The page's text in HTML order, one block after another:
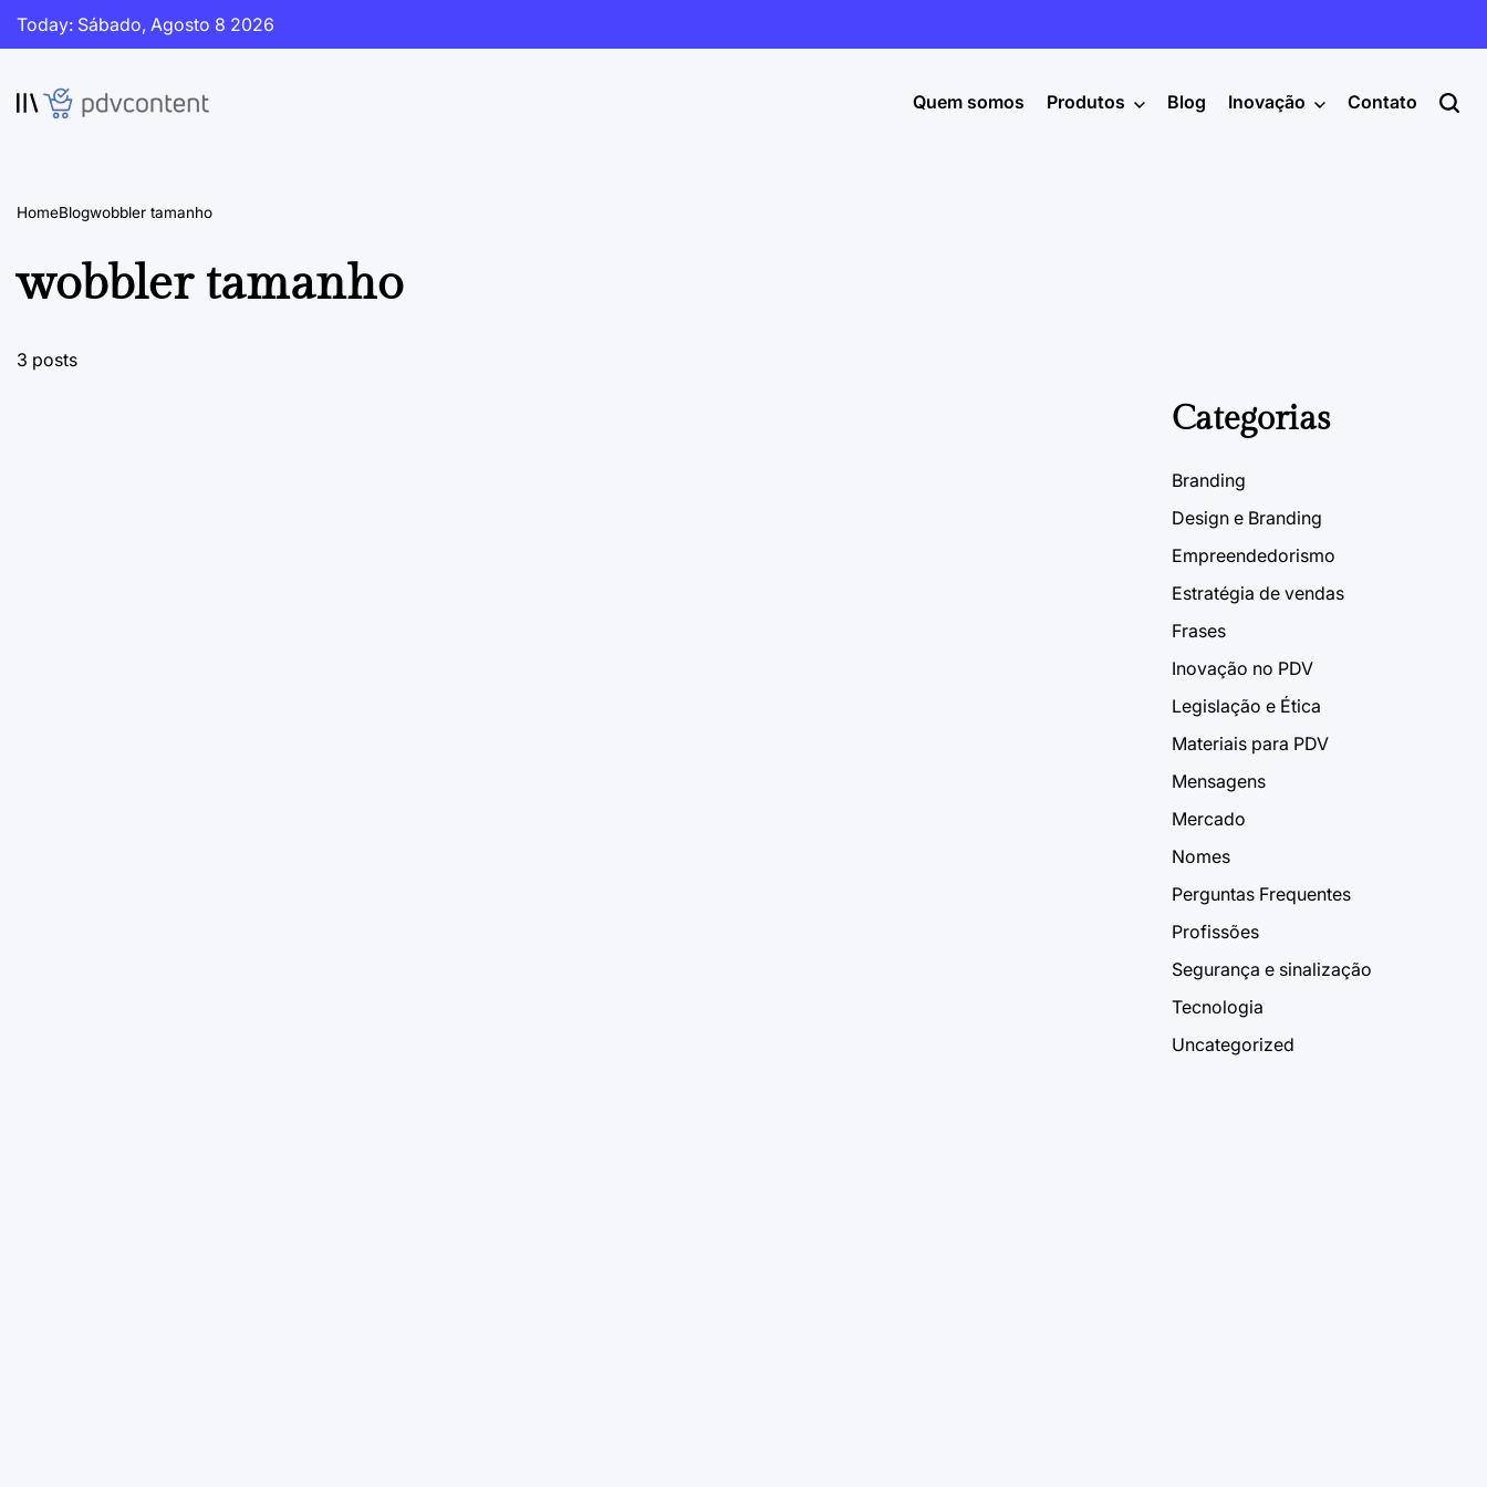
Skip
Today: Sábado, Agosto 8 2026
PDVContent
Quem somos Produtos Blog Inovação Contato
HomeBlogwobbler tamanho
wobbler tamanho
3 posts
Categorias
Branding
Design e Branding
Empreendedorismo
Estratégia de vendas
Frases
Inovação no PDV
Legislação e Ética
Materiais para PDV
Mensagens
Mercado
Nomes
Perguntas Frequentes
Profissões
Segurança e sinalização
Tecnologia
Uncategorized